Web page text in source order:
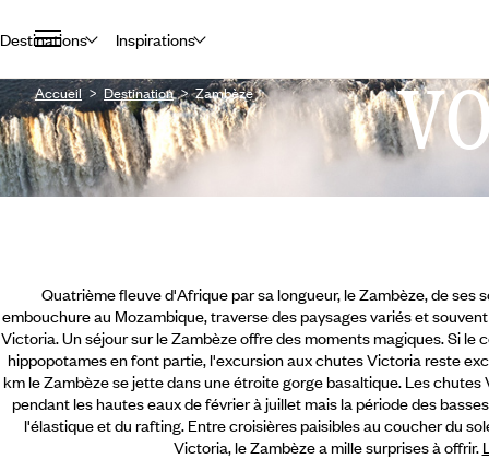
Destinations Inspirations
Accueil Destination Zambèze
Quatrième fleuve d'Afrique par sa longueur, le Zambèze, de ses
embouchure au Mozambique, traverse des paysages variés et
Victoria. Un séjour sur le Zambèze offre des moments magiques. Si le
hippopotames en font partie, l'excursion aux chutes Victoria reste
km le Zambèze se jette dans une étroite gorge basaltique. Les
pendant les hautes eaux de février à juillet mais la période des
l'élastique et du rafting. Entre croisières paisibles au coucher du
Victoria, le Zambèze a mille surprises à offrir.